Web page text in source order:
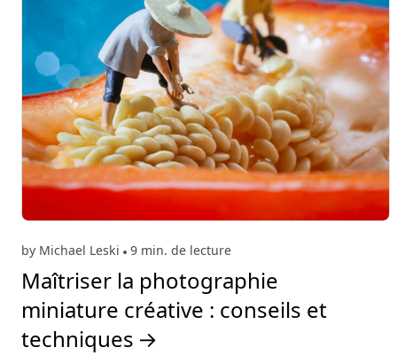
by Michael Leski 9 min. de lecture
Maîtriser la photographie
miniature créative : conseils et
techniques →